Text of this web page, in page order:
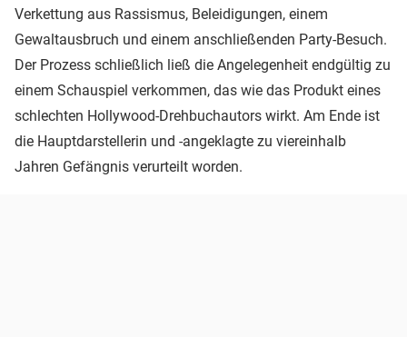
Verkettung aus Rassismus, Beleidigungen, einem
Gewaltausbruch und einem anschließenden Party-Besuch.
Der Prozess schließlich ließ die Angelegenheit endgültig zu
einem Schauspiel verkommen, das wie das Produkt eines
schlechten Hollywood-Drehbuchautors wirkt. Am Ende ist
die Hauptdarstellerin und -angeklagte zu viereinhalb
Jahren Gefängnis verurteilt worden.